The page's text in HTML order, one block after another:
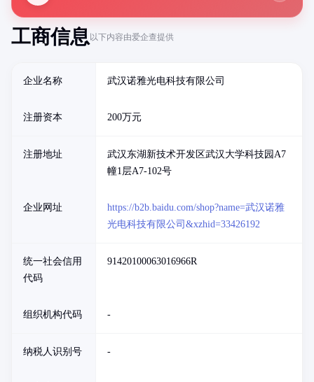
工商信息以下内容由爱企查提供
企业名称 武汉诺雅光电科技有限公司
注册资本 200万元
注册地址
武汉东湖新技术开发区武汉大学科技园A7
幢1层A7-102号
企业网址
https://b2b.baidu.com/shop?name=武汉诺雅
光电科技有限公司&xzhid=33426192
统一社会信用
代码
91420100063016966R
组织机构代码 -
纳税人识别号 -